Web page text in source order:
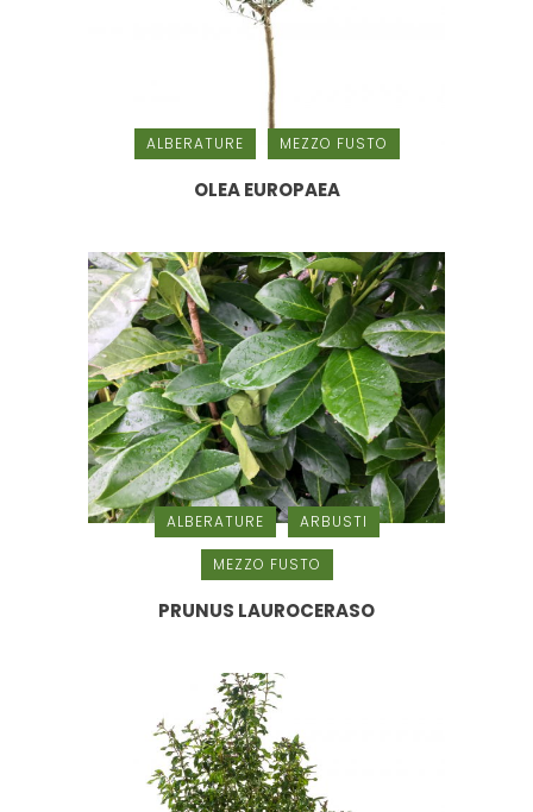
ALBERATURE MEZZO FUSTO
OLEA EUROPAEA
ALBERATURE ARBUSTI
MEZZO FUSTO
PRUNUS LAUROCERASO